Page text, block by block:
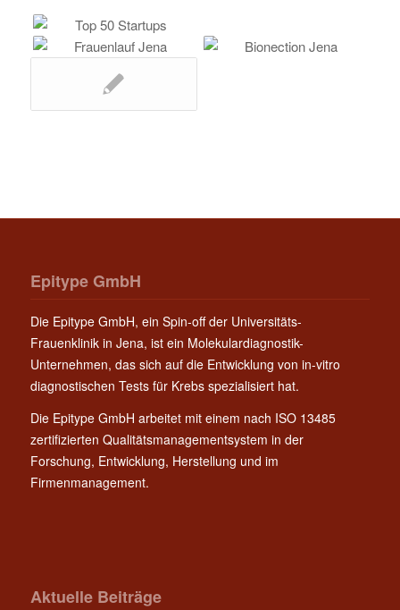
Epitype GmbH
Die Epitype GmbH, ein Spin-off der Universitäts-
Frauenklinik in Jena, ist ein Molekulardiagnostik-
Unternehmen, das sich auf die Entwicklung von in-vitro
diagnostischen Tests für Krebs spezialisiert hat.
Die Epitype GmbH arbeitet mit einem nach ISO 13485
zertifizierten Qualitätsmanagementsystem in der
Forschung, Entwicklung, Herstellung und im
Firmenmanagement.
Aktuelle Beiträge